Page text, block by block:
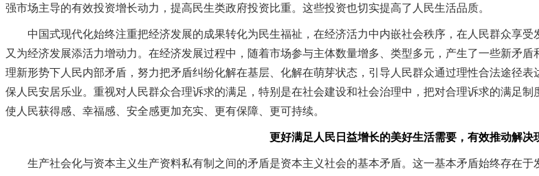
强市场主导的有效投资增长动力，提高民生类政府投资比重。这些投资也切实提高了人民生活品质。
中国式现代化始终注重把经济发展的成果转化为民生福祉，在经济活力中内嵌社会秩序，在人民群众享受
又为经济发展添活力增动力。在经济发展过程中，随着市场参与主体数量增多、类型多元，产生了一些新矛
理新形势下人民内部矛盾，努力把矛盾纠纷化解在基层、化解在萌芽状态，引导人民群众通过理性合法途径
保人民安居乐业。重视对人民群众合理诉求的满足，特别是在社会建设和社会治理中，把对合理诉求的满足
使人民获得感、幸福感、安全感更加充实、更有保障、更可持续。
更好满足人民日益增长的美好生活需要，有效推动解决
生产社会化与资本主义生产资料私有制之间的矛盾是资本主义社会的基本矛盾。这一基本矛盾始终存在于